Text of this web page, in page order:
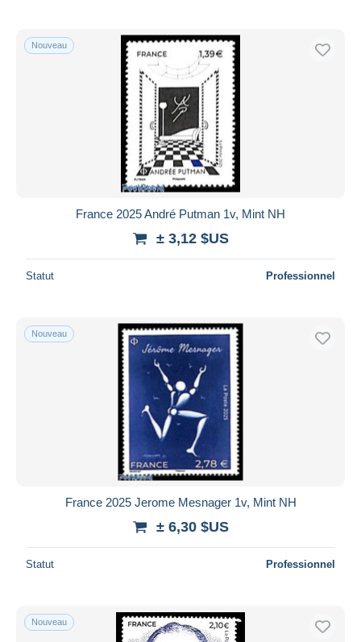
Nouveau
France 2025 André Putman 1v, Mint NH
± 3,12 $US
Statut Professionnel
Nouveau
France 2025 Jerome Mesnager 1v, Mint NH
± 6,30 $US
Statut Professionnel
Nouveau